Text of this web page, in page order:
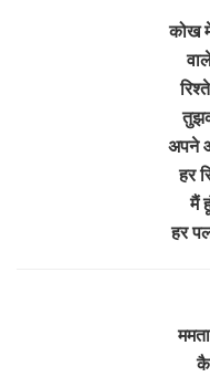
कोख
अपने
हर
मैं
हर